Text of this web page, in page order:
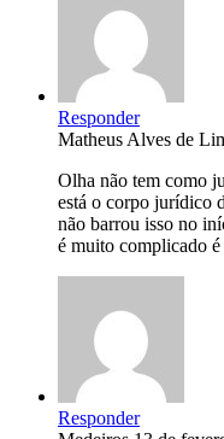
Responder
Matheus Alves de
Olha não tem como
está o corpo jurídico
não barrou isso no
é muito complicado
Responder